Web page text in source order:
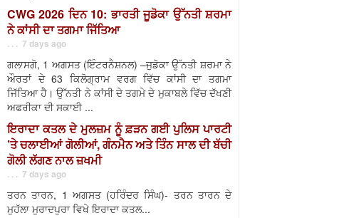
CWG 2026 ਦਿਨ 10: ਭਾਰਤੀ ਜੂਡੋਕਾ ਉੱਨਤੀ ਸ਼ਰਮਾ
ਨੇ ਕਾਂਸੀ ਦਾ ਤਗਮਾ ਜਿੱਤਿਆ
. . . 7 days ago
ਗਲਾਸਗੋ, 1 ਅਗਸਤ (ਇੰਟਰਨੈਸ਼ਨਲ) –ਜੁਡੋਕਾ ਉੱਨਤੀ ਸ਼ਰਮਾ ਨੇ
ਔਰਤਾਂ ਦੇ 63 ਕਿਲੋਗ੍ਰਾਮ ਵਰਗ ਵਿੱਚ ਕਾਂਸੀ ਦਾ ਤਗਮਾ
ਜਿੱਤਿਆ ਹੈ। ਉੱਨਤੀ ਨੇ ਕਾਂਸੀ ਦੇ ਤਗਮੇ ਦੇ ਮੁਕਾਬਲੇ ਵਿੱਚ ਦੱਖਣੀ
ਅਫਰੀਕਾ ਦੀ ਸਕਾਈ ...
ਇਰਾਦਾ ਕਤਲ ਦੇ ਮੁਲਜ਼ਮ ਨੂੰ ਫ਼ੜਨ ਗਈ ਪੁਲਿਸ ਪਾਰਟੀ
’ਤੇ ਚਲਾਈਆਂ ਗੋਲੀਆਂ, ਗੰਨਮੈਨ ਅਤੇ ਤਿੰਨ ਸਾਲ ਦੀ ਬੱਚੀ
ਗੋਲੀ ਲੱਗਣ ਨਾਲ ਜ਼ਖਮੀ
. . . 7 days ago
ਤਰਨ ਤਾਰਨ, 1 ਅਗਸਤ (ਹਰਿੰਦਰ ਸਿੰਘ)- ਤਰਨ ਤਾਰਨ ਦੇ
ਮੁਹੱਲਾ ਮੁਰਾਦਪੁਰਾ ਵਿਖੇ ਇਰਾਦਾ ਕਤਲ...